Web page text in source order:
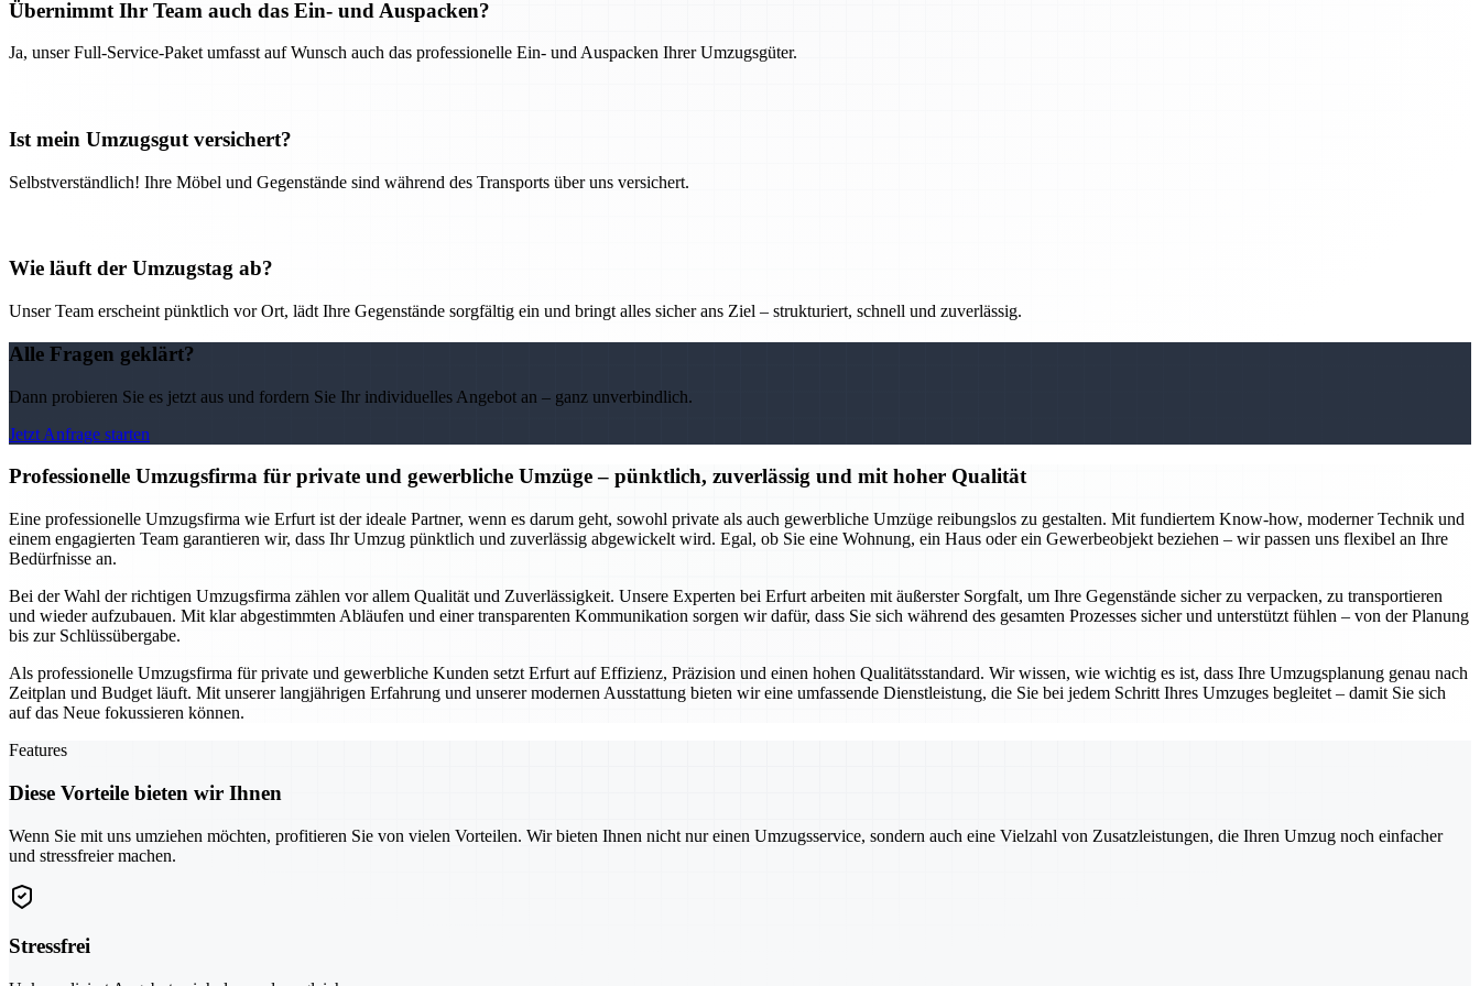
Übernimmt Ihr Team auch das Ein- und Auspacken?
Ja, unser Full-Service-Paket umfasst auf Wunsch auch das professionelle Ein- und Auspacken Ihrer Umzugsgüter.
Ist mein Umzugsgut versichert?
Selbstverständlich! Ihre Möbel und Gegenstände sind während des Transports über uns versichert.
Wie läuft der Umzugstag ab?
Unser Team erscheint pünktlich vor Ort, lädt Ihre Gegenstände sorgfältig ein und bringt alles sicher ans Ziel – strukturiert, schnell und zuverlässig.
Alle Fragen geklärt?
Dann probieren Sie es jetzt aus und fordern Sie Ihr individuelles Angebot an – ganz unverbindlich.
Jetzt Anfrage starten
Professionelle Umzugsfirma für private und gewerbliche Umzüge – pünktlich, zuverlässig und mit hoher Qualität
Eine professionelle Umzugsfirma wie Erfurt ist der ideale Partner, wenn es darum geht, sowohl private als auch gewerbliche Umzüge reibungslos zu gestalten. Mit fundiertem Know-how, moderner Technik und
einem engagierten Team garantieren wir, dass Ihr Umzug pünktlich und zuverlässig abgewickelt wird. Egal, ob Sie eine Wohnung, ein Haus oder ein Gewerbeobjekt beziehen – wir passen uns flexibel an Ihre
Bedürfnisse an.
Bei der Wahl der richtigen Umzugsfirma zählen vor allem Qualität und Zuverlässigkeit. Unsere Experten bei Erfurt arbeiten mit äußerster Sorgfalt, um Ihre Gegenstände sicher zu verpacken, zu transportieren
und wieder aufzubauen. Mit klar abgestimmten Abläufen und einer transparenten Kommunikation sorgen wir dafür, dass Sie sich während des gesamten Prozesses sicher und unterstützt fühlen – von der Planung
bis zur Schlüssübergabe.
Als professionelle Umzugsfirma für private und gewerbliche Kunden setzt Erfurt auf Effizienz, Präzision und einen hohen Qualitätsstandard. Wir wissen, wie wichtig es ist, dass Ihre Umzugsplanung genau nach
Zeitplan und Budget läuft. Mit unserer langjährigen Erfahrung und unserer modernen Ausstattung bieten wir eine umfassende Dienstleistung, die Sie bei jedem Schritt Ihres Umzuges begleitet – damit Sie sich
auf das Neue fokussieren können.
Features
Diese Vorteile bieten wir Ihnen
Wenn Sie mit uns umziehen möchten, profitieren Sie von vielen Vorteilen. Wir bieten Ihnen nicht nur einen Umzugsservice, sondern auch eine Vielzahl von Zusatzleistungen, die Ihren Umzug noch einfacher
und stressfreier machen.
Stressfrei